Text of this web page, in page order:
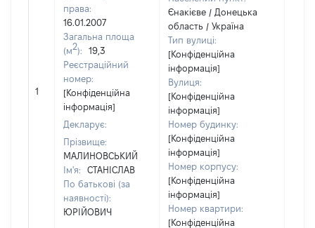
1
права:
16.01.2007
Загальна площа
(м2):
19,3
Реєстраційний
номер:
[Конфіденційна
інформація]
Декларує:
Прізвище:
МАЛИНОВСЬКИЙ
Ім'я:
СТАНІСЛАВ
По батькові (за
наявності):
ЮРІЙОВИЧ
Єнакієве / Донецька
область / Україна
Тип вулиці:
[Конфіденційна
інформація]
Вулиця:
[Конфіденційна
інформація]
Номер будинку:
[Конфіденційна
інформація]
Номер корпусу:
[Конфіденційна
інформація]
Номер квартири:
[Конфіденційна